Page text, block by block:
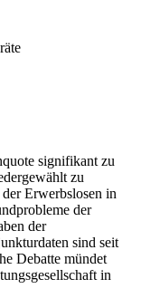
signifikant zu
zu
Erwerbslosen in
der
der
sind seit
Debatte mündet
in